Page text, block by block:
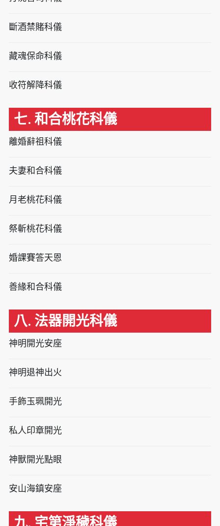
斷酒禁賭科儀
藏魂保命科儀
收符解降科儀
七. 和合桃花科儀
離婚辭祖科儀
夫妻和合科儀
月老桃花科儀
祭斬桃花科儀
婚課賽答天恩
善緣和合科儀
八. 法器開光科儀
神明開光安座
神明退神出火
手飾玉珮開光
私人印章開光
神獸開光點眼
安山海鎮安座